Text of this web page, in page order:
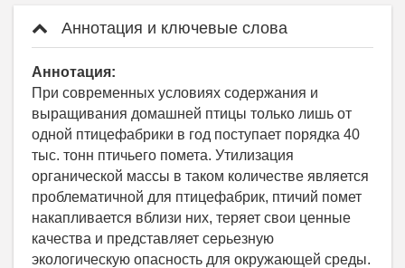
Аннотация и ключевые слова
Аннотация:
При современных условиях содержания и
выращивания домашней птицы только лишь от
одной птицефабрики в год поступает порядка 40
тыс. тонн птичьего помета. Утилизация
органической массы в таком количестве является
проблематичной для птицефабрик, птичий помет
накапливается вблизи них, теряет свои ценные
качества и представляет серьезную
экологическую опасность для окружающей среды.